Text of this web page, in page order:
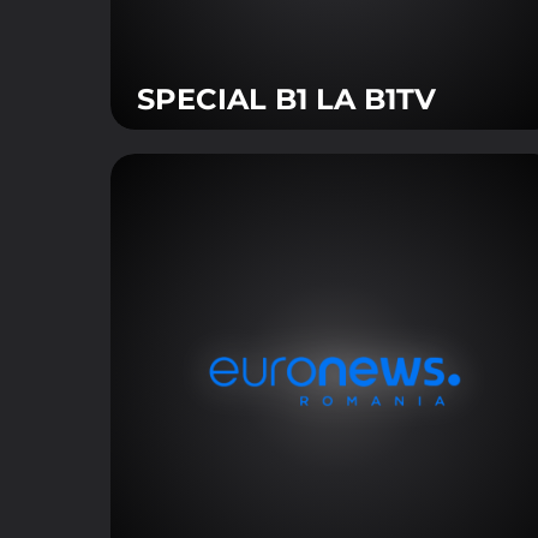
SPECIAL B1 LA B1TV
Aceste module
userului prin
Vizualizarea modulelor
FIŞIERE COOKIE
Aceste module
dumneavoastră, atât în
Vizualizarea
ACCEPT TOATE